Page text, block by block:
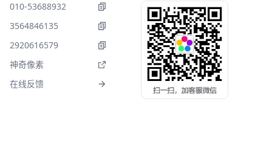
010-53688932
3564846135
2920616579
神奇像素
在线反馈